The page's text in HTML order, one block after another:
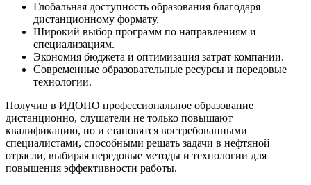
Глобальная доступность образования благодаря
дистанционному формату.
Широкий выбор программ по направлениям и
специализациям.
Экономия бюджета и оптимизация затрат компании.
Современные образовательные ресурсы и передовые
технологии.
Получив в ИДОПО профессиональное образование
дистанционно, слушатели не только повышают
квалификацию, но и становятся востребованными
специалистами, способными решать задачи в нефтяной
отрасли, выбирая передовые методы и технологии для
повышения эффективности работы.